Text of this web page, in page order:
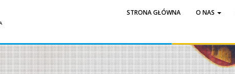
STRONA GŁÓWNA O NAS